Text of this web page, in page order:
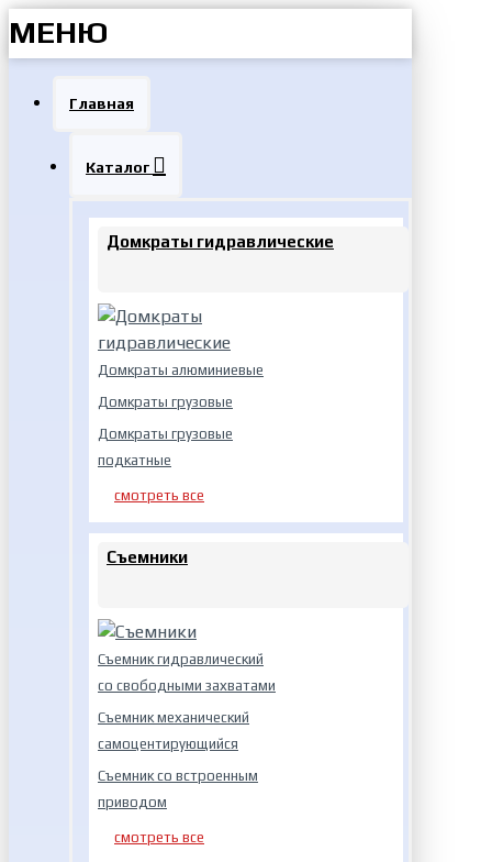
МЕНЮ
Главная
Каталог
Домкраты гидравлические
Домкраты алюминиевые
Домкраты грузовые
Домкраты грузовые
подкатные
смотреть все
Съемники
Съемник гидравлический
со свободными захватами
Съемник механический
самоцентирующийся
Съемник со встроенным
приводом
смотреть все